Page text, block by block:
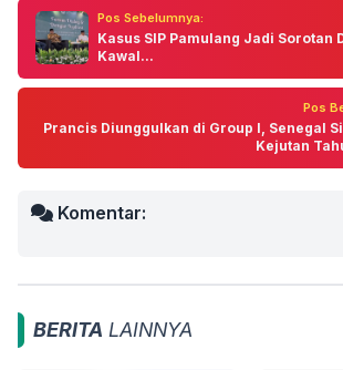
Pos Sebelumnya:
Kasus SIP Pamulang Jadi Sorotan
Kawal...
Pos
Prancis Diunggulkan di Group I, Senegal
Kejutan
Komentar:
BERITA LAINNYA